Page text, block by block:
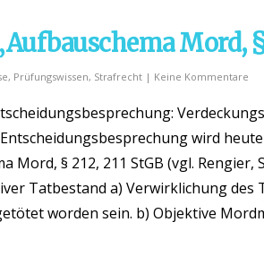
Mord, §
, Prüfungswissen, Strafrecht | Keine Kommentare
Entscheidungsbesprechung wird
Mord, § 212, 211 StGB (vgl. Rengier,
Tatbestand a) Verwirklichung des
worden sein. b) Objektive